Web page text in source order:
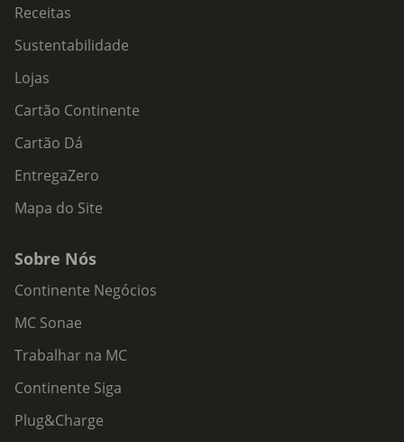
Receitas
Sustentabilidade
Lojas
Cartão Continente
Cartão Dá
EntregaZero
Mapa do Site
Sobre Nós
Continente Negócios
MC Sonae
Trabalhar na MC
Continente Siga
Plug&Charge